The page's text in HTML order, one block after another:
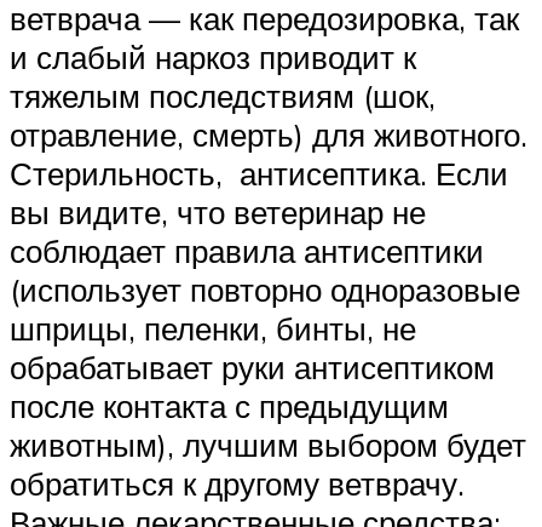
ветврача — как передозировка, так
и слабый наркоз приводит к
тяжелым последствиям (шок,
отравление, смерть) для животного.
Стерильность, антисептика. Если
вы видите, что ветеринар не
соблюдает правила антисептики
(использует повторно одноразовые
шприцы, пеленки, бинты, не
обрабатывает руки антисептиком
после контакта с предыдущим
животным), лучшим выбором будет
обратиться к другому ветврачу.